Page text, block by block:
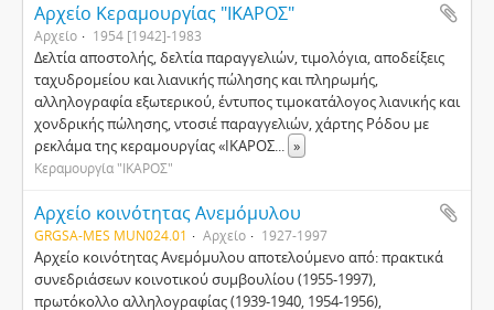
Αρχείο Κεραμουργίας "ΙΚΑΡΟΣ"
Αρχείο 1954 [1942]-1983
Δελτία αποστολής, δελτία παραγγελιών, τιμολόγια, αποδείξεις
ταχυδρομείου και λιανικής πώλησης και πληρωμής,
αλληλογραφία εξωτερικού, έντυπος τιμοκατάλογος λιανικής και
χονδρικής πώλησης, ντοσιέ παραγγελιών, χάρτης Ρόδου με
ρεκλάμα της κεραμουργίας «ΙΚΑΡΟΣ... »
Κεραμουργία "ΙΚΑΡΟΣ"
Αρχείο κοινότητας Ανεμόμυλου
GRGSA-MES MUN024.01 Αρχείο 1927-1997
Αρχείο κοινότητας Ανεμόμυλου αποτελούμενο από: πρακτικά
συνεδριάσεων κοινοτικού συμβουλίου (1955-1997),
πρωτόκολλο αλληλογραφίας (1939-1940, 1954-1956),